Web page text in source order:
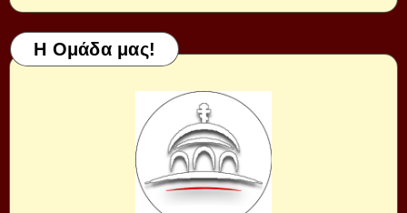
Η Ομάδα μας!